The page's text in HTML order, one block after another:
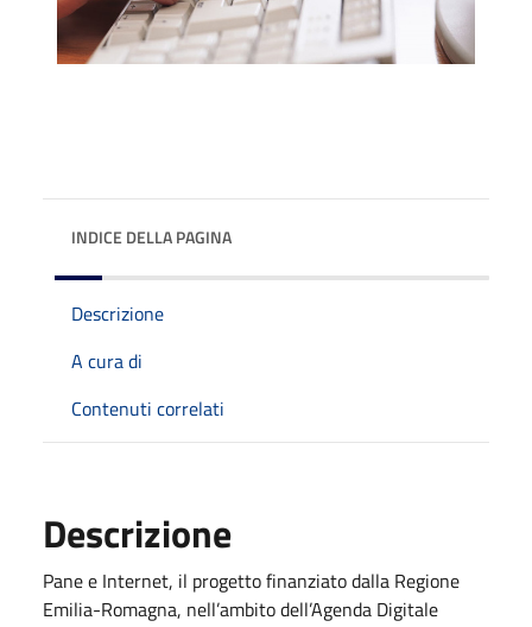
INDICE DELLA PAGINA
Descrizione
A cura di
Contenuti correlati
Descrizione
Pane e Internet, il progetto finanziato dalla Regione
Emilia-Romagna, nell’ambito dell’Agenda Digitale